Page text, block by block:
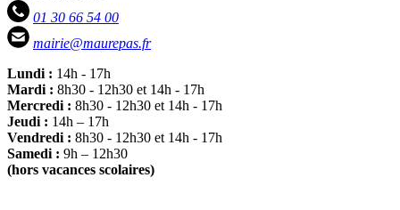
01 30 66 54 00
mairie@maurepas.fr
Lundi : 14h - 17h
Mardi : 8h30 - 12h30 et 14h - 17h
Mercredi : 8h30 - 12h30 et 14h - 17h
Jeudi : 14h – 17h
Vendredi : 8h30 - 12h30 et 14h - 17h
Samedi : 9h – 12h30
(hors vacances scolaires)